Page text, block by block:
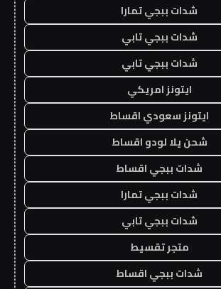
شدات ببجي تمارا
شدات ببجي تابي
شدات ببجي تابي
ايتونز امريكي
ايتونز سعودي اقساط
شحن يلا لودو اقساط
شدات ببجي اقساط
شدات ببجي تمارا
شدات ببجي تابي
متجر تقسيط
شدات ببجي اقساط